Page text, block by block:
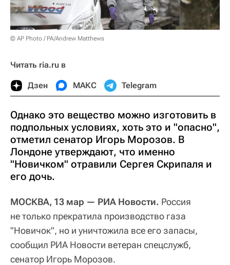
© AP Photo / PA/Andrew Matthews
Читать ria.ru в
Дзен МАКС Telegram
Однако это вещество можно изготовить в
подпольных условиях, хоть это и "опасно",
отметил сенатор Игорь Морозов. В
Лондоне утверждают, что именно
"Новичком" отравили Сергея Скрипаля и
его дочь.
МОСКВА, 13 мар — РИА Новости. Россия
не только прекратила производство газа
"Новичок", но и уничтожила все его запасы,
сообщил РИА Новости ветеран спецслужб,
сенатор Игорь Морозов.